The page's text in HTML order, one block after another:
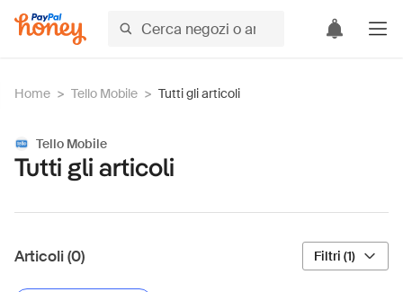
Home > Tello Mobile > Tutti gli articoli
Tello Mobile
Tutti gli articoli
Articoli (0) Filtri (1)